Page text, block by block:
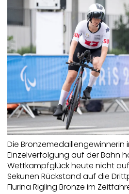
Die Bronzemedaillengewinnerin
Einzelverfolgung auf der Bahn
Wettkampfglück heute nicht auf
Sekunen Rückstand auf die
Flurina Rigling Bronze im